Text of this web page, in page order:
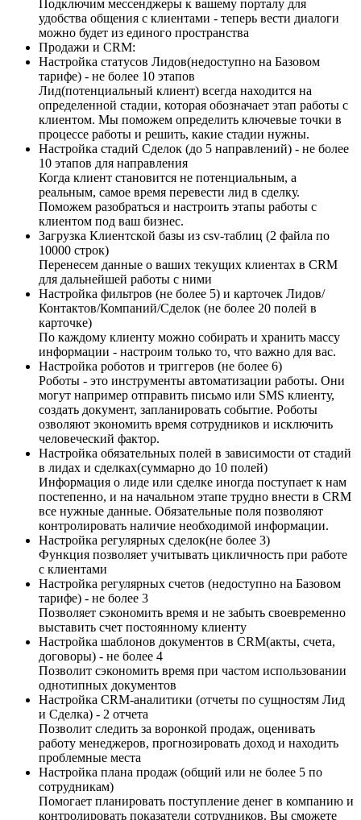
Подключим мессенджеры к вашему порталу для
удобства общения с клиентами - теперь вести диалоги
можно будет из единого пространства
Продажи и CRM:
Настройка статусов Лидов(недоступно на Базовом
тарифе) - не более 10 этапов
Лид(потенциальный клиент) всегда находится на
определенной стадии, которая обозначает этап работы с
клиентом. Мы поможем определить ключевые точки в
процессе работы и решить, какие стадии нужны.
Настройка стадий Сделок (до 5 направлений) - не более
10 этапов для направления
Когда клиент становится не потенциальным, а
реальным, самое время перевести лид в сделку.
Поможем разобраться и настроить этапы работы с
клиентом под ваш бизнес.
Загрузка Клиентской базы из csv-таблиц (2 файла по
10000 строк)
Перенесем данные о ваших текущих клиентах в CRM
для дальнейшей работы с ними
Настройка фильтров (не более 5) и карточек Лидов/
Контактов/Компаний/Сделок (не более 20 полей в
карточке)
По каждому клиенту можно собирать и хранить массу
информации - настроим только то, что важно для вас.
Настройка роботов и триггеров (не более 6)
Роботы - это инструменты автоматизации работы. Они
могут например отправить письмо или SMS клиенту,
создать документ, запланировать событие. Роботы
озволяют экономить время сотрудников и исключить
человеческий фактор.
Настройка обязательных полей в зависимости от стадий
в лидах и сделках(суммарно до 10 полей)
Информация о лиде или сделке иногда поступает к нам
постепенно, и на начальном этапе трудно внести в CRM
все нужные данные. Обязательные поля позволяют
контролировать наличие необходимой информации.
Настройка регулярных сделок(не более 3)
Функция позволяет учитывать цикличность при работе
с клиентами
Настройка регулярных счетов (недоступно на Базовом
тарифе) - не более 3
Позволяет сэкономить время и не забыть своевременно
выставить счет постоянному клиенту
Настройка шаблонов документов в CRM(акты, счета,
договоры) - не более 4
Позволит сэкономить время при частом использовании
однотипных документов
Настройка CRM-аналитики (отчеты по сущностям Лид
и Сделка) - 2 отчета
Позволит следить за воронкой продаж, оценивать
работу менеджеров, прогнозировать доход и находить
проблемные места
Настройка плана продаж (общий или не более 5 по
сотрудникам)
Помогает планировать поступление денег в компанию и
контролировать показатели сотрудников. Вы сможете